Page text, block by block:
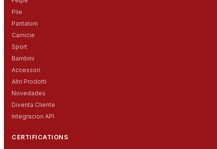
Pile
Pantaloni
Camicie
Sport
Bambini
Accessori
Altri Prodotti
Novedades
Diventa Cliente
Integracion API
CERTIFICATIONS